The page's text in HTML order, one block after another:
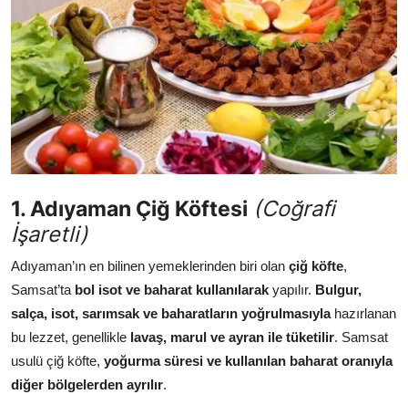
Yöresel Tarifler & Ev Yemekleri
Gıda Güvenliği & Sağlık
İçecek Kültürü & Rehberleri
Popüler Kültür & Mutfak Tarihi
Anne & Bebek Beslenmesi
Mutfak Sırları & Teknikler
Gıda Sözlüğü & Nedir?
Yemek Tarifleri & Menüler
1. Adıyaman Çiğ Köftesi (Coğrafi
İşaretli)
Adıyaman’ın en bilinen yemeklerinden biri olan çiğ köfte,
Samsat’ta bol isot ve baharat kullanılarak yapılır. Bulgur,
salça, isot, sarımsak ve baharatların yoğrulmasıylahazırlanan
bu lezzet, genellikle lavaş, marul ve ayran ile tüketilir. Samsat
usulü çiğ köfte, yoğurma süresi ve kullanılan baharat oranıyla
diğer bölgelerden ayrılır.